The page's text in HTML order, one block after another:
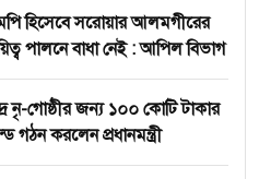
হিসেবে সরোয়ার আলমগীরের
পালনে বাধা নেই : আপিল বিভাগ
নৃ-গোষ্ঠীর জন্য ১০০ কোটি টাকার
গঠন করলেন প্রধানমন্ত্রী